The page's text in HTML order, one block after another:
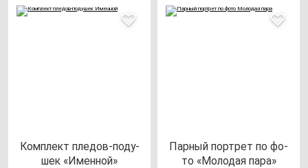
Ком­плект пле­дов-по­ду­
шек «Имен­ной»
Пар­ный пор­трет по фо­
то «Моло­дая па­ра»